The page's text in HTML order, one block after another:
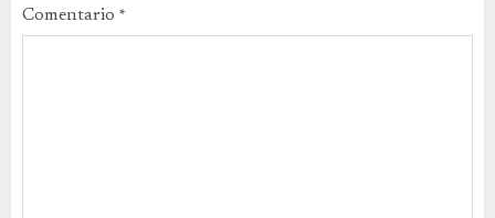
Comentario *